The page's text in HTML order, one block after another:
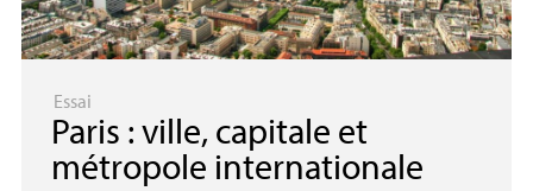
Essai
Paris : ville, capitale et
métropole internationale